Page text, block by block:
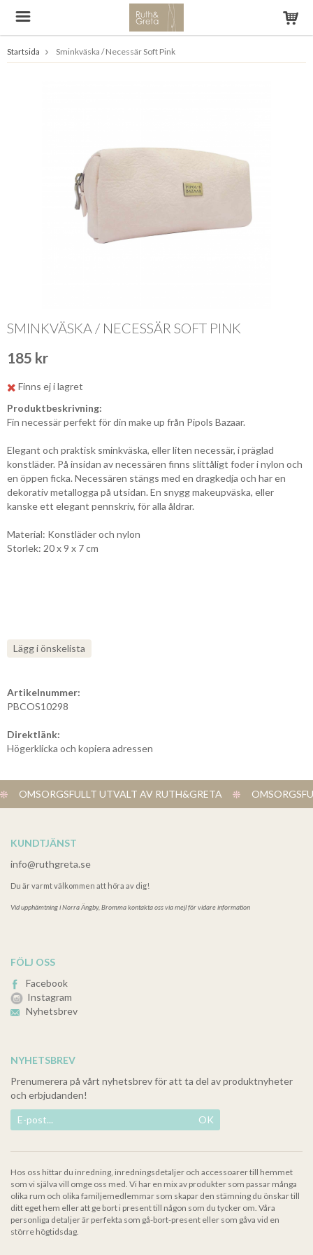
Startsida Sminkväska / Necessär Soft Pink
SMINKVÄSKA / NECESSÄR SOFT PINK
185 kr
Finns ej i lagret
Produktbeskrivning:
Fin necessär perfekt för din make up från Pipols Bazaar.
Elegant och praktisk sminkväska, eller liten necessär, i präglad
konstläder. På insidan av necessären finns slittåligt foder i nylon och
en öppen ficka. Necessären stängs med en dragkedja och har en
dekorativ metallogga på utsidan. En snygg makeupväska, eller
kanske ett elegant pennskriv, för alla åldrar.
Material: Konstläder och nylon
Storlek: 20 x 9 x 7 cm
Lägg i önskelista
Artikelnummer:
PBCOS10298
Direktlänk:
Högerklicka och kopiera adressen
OMSORGSFULLT UTVALT AV RUTH&GRETA
KUNDTJÄNST
info@ruthgreta.se
Du är varmt välkommen att höra av dig!
Vid upphämtning iNorra Ängby, Bromma kontakta oss via mejl för vidare information
FÖLJ OSS
Facebook
Instagram
Nyhetsbrev
NYHETSBREV
Prenumerera på vårt nyhetsbrev för att ta del av produktnyheter
och erbjudanden!
OK
Hos oss hittar du inredning, inredningsdetaljer och accessoarer till hemmet
som vi själva vill omge oss med. Vi har en mix av produkter som passar många
olika rum och olika familjemedlemmar som skapar den stämning du önskar till
ditt eget hem eller att ge bort i present till någon som du tycker om. Våra
personliga detaljer är perfekta som gå-bort-present eller som gåva vid en
större högtidsdag.